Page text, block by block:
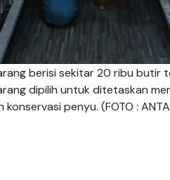
berisi sekitar 20 ribu butir
dipilih untuk ditetaskan
penyu. (FOTO :